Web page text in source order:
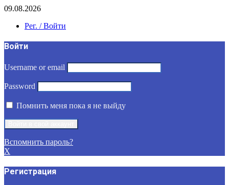
09.08.2026
Рег. / Войти
Войти
Username or email
Password
Помнить меня пока я не выйду
Вспомнить пароль?
X
Регистрация